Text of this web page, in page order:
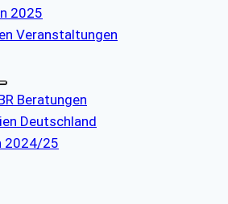
2025
Veranstaltungen
Beratungen
Deutschland
2024/25